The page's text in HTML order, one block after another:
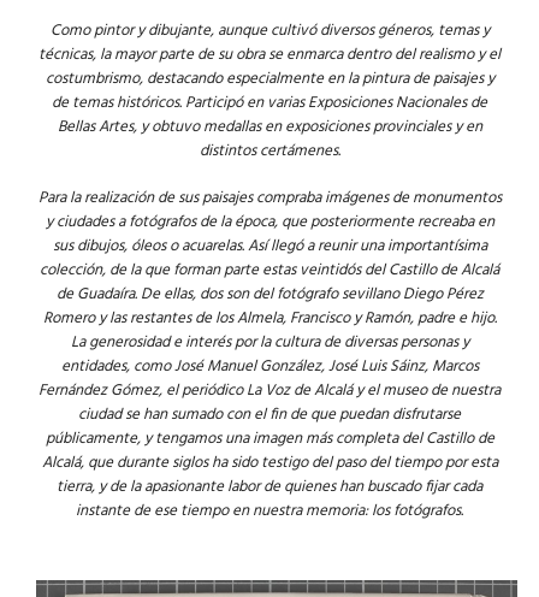
Como pintor y dibujante, aunque cultivó diversos géneros, temas y
técnicas, la mayor parte de su obra se enmarca dentro del realismo y el
costumbrismo, destacando especialmente en la pintura de paisajes y
de temas históricos. Participó en varias Exposiciones Nacionales de
Bellas Artes, y obtuvo medallas en exposiciones provinciales y en
distintos certámenes.
Para la realización de sus paisajes compraba imágenes de monumentos
y ciudades a fotógrafos de la época, que posteriormente recreaba en
sus dibujos, óleos o acuarelas. Así llegó a reunir una importantísima
colección, de la que forman parte estas veintidós del Castillo de Alcalá
de Guadaíra. De ellas, dos son del fotógrafo sevillano Diego Pérez
Romero y las restantes de los Almela, Francisco y Ramón, padre e hijo.
La generosidad e interés por la cultura de diversas personas y
entidades, como José Manuel González, José Luis Sáinz, Marcos
Fernández Gómez, el periódico La Voz de Alcalá y el museo de nuestra
ciudad se han sumado con el fin de que puedan disfrutarse
públicamente, y tengamos una imagen más completa del Castillo de
Alcalá, que durante siglos ha sido testigo del paso del tiempo por esta
tierra, y de la apasionante labor de quienes han buscado fijar cada
instante de ese tiempo en nuestra memoria: los fotógrafos.